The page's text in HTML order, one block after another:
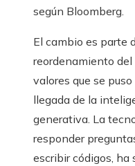
según Bloomberg.
El cambio es parte
reordenamiento del
valores que se
llegada de la
generativa. La
responder
escribir códigos, ha